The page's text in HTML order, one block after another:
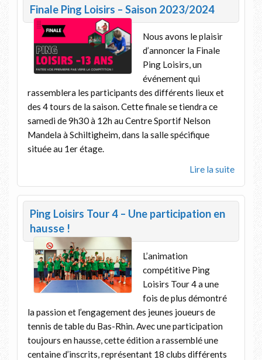
Finale Ping Loisirs – Saison 2023/2024
Nous avons le plaisir
d’annoncer la Finale
Ping Loisirs, un
événement qui
rassemblera les participants des différents lieux et
des 4 tours de la saison. Cette finale se tiendra ce
samedi de 9h30 à 12h au Centre Sportif Nelson
Mandela à Schiltigheim, dans la salle spécifique
située au 1er étage.
Lire la suite
Ping Loisirs Tour 4 – Une participation en
hausse !
L’animation
compétitive Ping
Loisirs Tour 4 a une
fois de plus démontré
la passion et l’engagement des jeunes joueurs de
tennis de table du Bas-Rhin. Avec une participation
toujours en hausse, cette édition a rassemblé une
centaine d’inscrits, représentant 18 clubs différents